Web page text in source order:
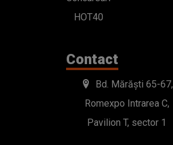
HOT40
Contact
Bd. Mărăști 65-67,
Romexpo Intrarea C,
Pavilion T, sector 1